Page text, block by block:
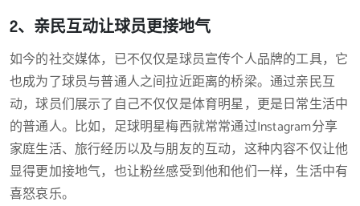
2、亲民互动让球员更接地气
如今的社交媒体，已不仅仅是球员宣传个人品牌的工具，它
也成为了球员与普通人之间拉近距离的桥梁。通过亲民互
动，球员们展示了自己不仅仅是体育明星，更是日常生活中
的普通人。比如，足球明星梅西就常常通过Instagram分享
家庭生活、旅行经历以及与朋友的互动，这种内容不仅让他
显得更加接地气，也让粉丝感受到他和他们一样，生活中有
喜怒哀乐。